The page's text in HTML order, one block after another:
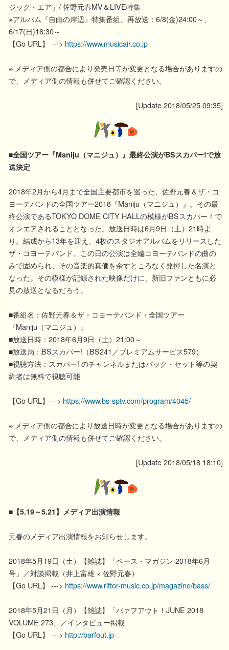
ジック・エア」/ 佐野元春MV＆LIVE特集
※アルバム『自由の岸辺』特集番組。再放送：6/8(金)24:00～、
6/17(日)16:30～
【Go URL】 ---> https://www.musicair.co.jp
※ メディア側の都合により発売日等が変更となる場合がありますの
で、メディア側の情報も併せてご確認ください。
[Update 2018/05/25 09:35]
■全国ツアー『Maniju（マニジュ）』最終公演がBSスカパー!で放
送決定
2018年2月から4月まで全国主要都市を巡った、佐野元春＆ザ・コ
ヨーテバンドの全国ツアー2018『Maniju（マニジュ）』。その最
終公演であるTOKYO DOME CITY HALLの模様がBSスカパー！で
オンエアされることとなった。放送日時は6月9日（土）21時よ
り。結成から13年を迎え、4枚のスタジオアルバムをリリースした
ザ・コヨーテバンド。この日の公演は全編コヨーテバンドの曲の
みで固められ、その音楽的真価を余すところなく発揮した名演と
なった。その模様が記録された映像だけに、新旧ファンともに必
見の放送となるだろう。
■番組名：佐野元春＆ザ・コヨーテバンド・全国ツアー
『Maniju（マニジュ）』
■放送日時：2018年6月9日（土）21:00～
■放送局：BSスカパー!（BS241／プレミアムサービス579）
■視聴方法：スカパー! のチャンネルまたはパック・セット等の契
約者は無料で視聴可能
【Go URL】---> https://www.bs-sptv.com/program/4045/
※ メディア側の都合により放送日時が変更となる場合がありますの
で、メディア側の情報も併せてご確認ください。
[Update 2018/05/18 18:10]
■【5.19～5.21】メディア出演情報
元春のメディア出演情報をお知らせします。
2018年5月19日（土）【雑誌】「ベース・マガジン 2018年6月
号」／対談掲載（井上富雄 × 佐野元春）
【Go URL】 ---> https://www.rittor-music.co.jp/magazine/bass/
2018年5月21日（月）【雑誌】「バァフアウト！JUNE 2018
VOLUME 273」／インタビュー掲載
【Go URL】 ---> http://barfout.jp